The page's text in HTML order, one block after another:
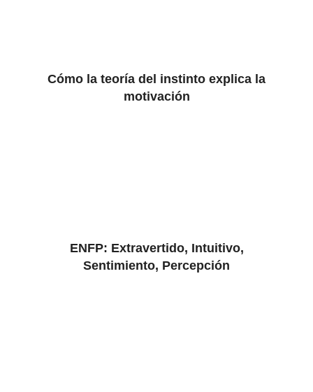
Cómo la teoría del instinto explica la
motivación
ENFP: Extravertido, Intuitivo,
Sentimiento, Percepción